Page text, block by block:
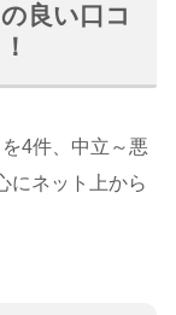
良い口コ
4件、中立～悪
にネット上から